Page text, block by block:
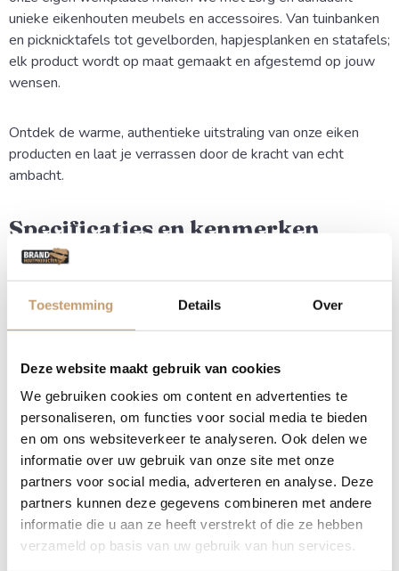
Toestemming Details Over
Deze website maakt gebruik van cookies
We gebruiken cookies om content en advertenties te
personaliseren, om functies voor social media te bieden
en om ons websiteverkeer te analyseren. Ook delen we
informatie over uw gebruik van onze site met onze
partners voor social media, adverteren en analyse. Deze
partners kunnen deze gegevens combineren met andere
informatie die u aan ze heeft verstrekt of die ze hebben
verzameld op basis van uw gebruik van hun services.
unieke eikenhouten meubels en accessoires. Van tuinbanken
en picknicktafels tot gevelborden, hapjesplanken en statafels;
elk product wordt op maat gemaakt en afgestemd op jouw
wensen.
Ontdek de warme, authentieke uitstraling van onze eiken
producten en laat je verrassen door de kracht van echt
ambacht.
Specificaties en kenmerken
Materiaal:Hoogwaardig massief
eikenhoutStabiliteit:
Zeer zware constructie, staat
vormen
Levertijd en speciale wensen
We stemmen de levertijd graag met je af. Heb je de tafel
snel nodig? Laat het ons weten; vaak is er meer mogelijk dan
je denkt.
Ook speciale wensen of levering op de Waddeneilanden?
Geen probleem, we denken graag met je mee om jouw